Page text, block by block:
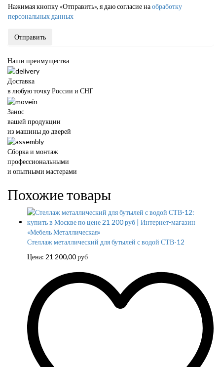
Нажимая кнопку «Отправить», я даю согласие наобработку
персональных данных
Отправить
Наши преимущества
Доставка
в любую точку России и СНГ
Занос
вашей продукции
из машины до дверей
Сборка и монтаж
профессиональными
и опытными мастерами
Похожие товары
Стеллаж металлический для бутылей с водой СТВ-12
Цена: 21 200,00руб